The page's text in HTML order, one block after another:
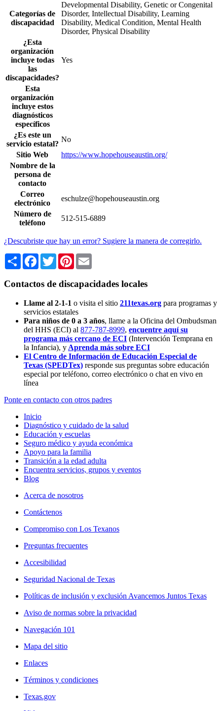
Categorías de
discapacidad
Developmental Disability, Genetic or Congenital
Disorder, Intellectual Disability, Learning
Disability, Medical Condition, Mental Health
Disorder, Physical Disability
¿Esta
organización
incluye todas
las
discapacidades?
Yes
Esta
organización
incluye estos
diagnósticos
específicos
¿Es este un
servicio estatal?
No
Sitio Web
https://www.hopehouseaustin.org/
Nombre de la
persona de
contacto
Correo
electrónico
eschulze@hopehouseaustin.org
Número de
teléfono
512-515-6889
¿Descubriste que hay un error? Sugiere la manera de corregirlo.
Share Facebook
TwitterPinterest
Contactos de discapacidades locales
Llame al 2-1-1 o visita el sitio 211texas.org para programas y
servicios estatales
Para niños de 0 a 3 años, llame a la Oficina del Ombudsman
del HHS (ECI) al 877-787-8999, encuentre aquí su
programa más cercano de ECI (Intervención Temprana en
la Infancia), y Aprenda más sobre ECI
El Centro de Información de Educación Especial de
Texas (SPEDTex) responde sus preguntas sobre educación
especial por teléfono, correo electrónico o chat en vivo en
línea
Ponte en contacto con otros padres
Inicio
Diagnóstico y cuidado de la salud
Educación y escuelas
Seguro médico y ayuda económica
Apoyo para la familia
Transición a la edad adulta
Encuentra servicios, grupos y eventos
Blog
Acerca de nosotros
Contáctenos
Compromiso con Los Texanos
Preguntas frecuentes
Accesibilidad
Seguridad Nacional de Texas
Políticas de inclusión y exclusión Avancemos Juntos Texas
Aviso de normas sobre la privacidad
Navegación 101
Mapa del sitio
Enlaces
Términos y condiciones
Texas.gov